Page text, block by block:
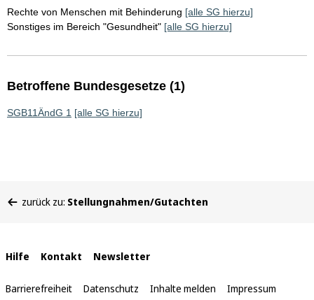
Rechte von Menschen mit Behinderung [alle SG hierzu]
Sonstiges im Bereich "Gesundheit" [alle SG hierzu]
Betroffene Bundesgesetze (1)
SGB11ÄndG 1 [alle SG hierzu]
befinden
zurück zu: Stellungnahmen/Gutachten
Interne
Links
Hilfe Kontakt Newsletter
Barrierefreiheit Datenschutz Inhalte melden Impressum